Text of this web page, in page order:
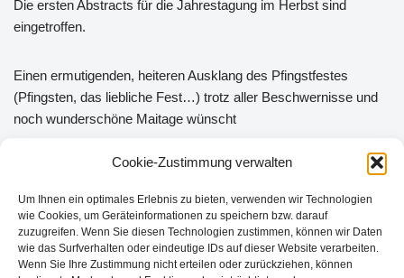
Cookie-Zustimmung verwalten
Um Ihnen ein optimales Erlebnis zu bieten, verwenden wir Technologien
wie Cookies, um Geräteinformationen zu speichern bzw. darauf
zuzugreifen. Wenn Sie diesen Technologien zustimmen, können wir Daten
wie das Surfverhalten oder eindeutige IDs auf dieser Website verarbeiten.
Wenn Sie Ihre Zustimmung nicht erteilen oder zurückziehen, können
Die ersten Abstracts für die Jahrestagung im Herbst sind
eingetroffen.
Einen ermutigenden, heiteren Ausklang des Pfingstfestes
(Pfingsten, das liebliche Fest…) trotz aller Beschwernisse und
noch wunderschöne Maitage wünscht